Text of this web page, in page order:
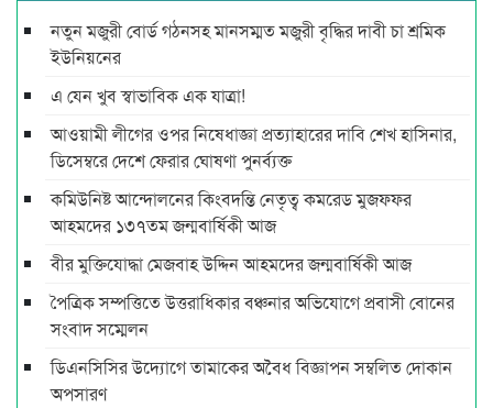
নতুন মজুরী বোর্ড গঠনসহ মানসম্মত মজুরী বৃদ্ধির দাবী চা শ্রমিক
ইউনিয়নের
এ যেন খুব স্বাভাবিক এক যাত্রা!
আওয়ামী লীগের ওপর নিষেধাজ্ঞা প্রত্যাহারের দাবি শেখ হাসিনার,
ডিসেম্বরে দেশে ফেরার ঘোষণা পুনর্ব্যক্ত
কমিউনিষ্ট আন্দোলনের কিংবদন্তি নেতৃত্ব কমরেড মুজফ্ফর
আহমদের ১৩৭তম জন্মবার্ষিকী আজ
বীর মুক্তিযোদ্ধা মেজবাহ উদ্দিন আহমদের জন্মবার্ষিকী আজ
পৈত্রিক সম্পত্তিতে উত্তরাধিকার বঞ্চনার অভিযোগে প্রবাসী বোনের
সংবাদ সম্মেলন
ডিএনসিসির উদ্যোগে তামাকের অবৈধ বিজ্ঞাপন সম্বলিত দোকান
অপসারণ